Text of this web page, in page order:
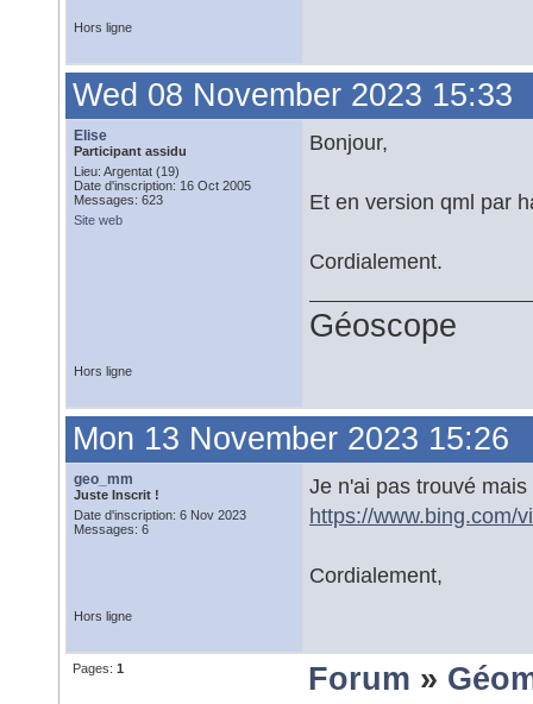
Hors ligne
Wed 08 November 2023 15:33
Elise
Participant assidu
Lieu: Argentat (19)
Date d'inscription: 16 Oct 2005
Messages: 623
Site web
Bonjour,
Et en version qml par
Cordialement.
Géoscope
Hors ligne
Mon 13 November 2023 15:26
geo_mm
Juste Inscrit !
Date d'inscription: 6 Nov 2023
Messages: 6
Je n'ai pas trouvé
https://www.bing.com/
Cordialement,
Hors ligne
Pages: 1 Forum »